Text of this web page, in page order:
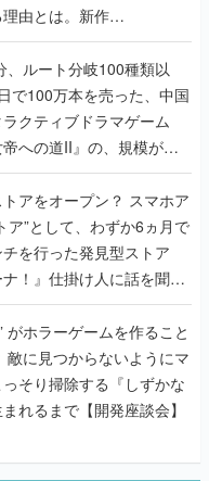
由とは。新作
』で初タッグを組
人に訊く開発秘話
、ルート分岐100種類以
で100万本を売った、中国
クティブドラマゲーム
帝への道II』の、規模が違
デューサーに聞いた
オープン？ スマホア
ア”として、わずか6ヵ月で
を行った発見型ストア
ナ！』仕掛け人に話を聞い
がホラーゲームを作ること
そり掃除する『しずかな
れるまで【開発座談会】